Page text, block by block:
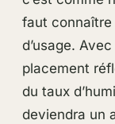
faut connaître
d’usage.
placement
du taux
deviendra un